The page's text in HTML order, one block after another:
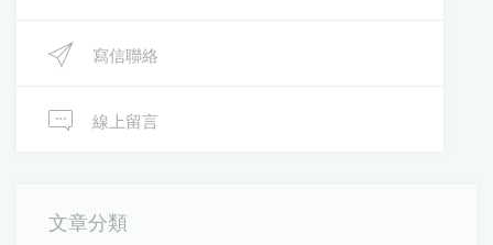
寫信聯絡
線上留言
文章分類